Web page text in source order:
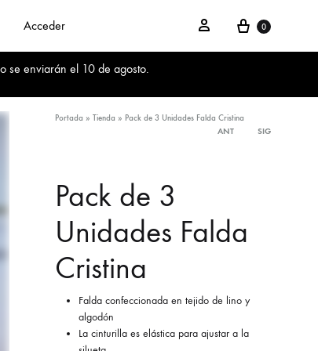
se enviarán el 10 de agosto.
Acceder Acceder Cesta
0
Portada » Tienda » Pack de 3 Unidades Falda Cristina
Product
ANT SIG
Pack de 3
Unidades Falda
Cristina
Falda confeccionada en tejido de lino y
algodón
La cinturilla es elástica para ajustar a la